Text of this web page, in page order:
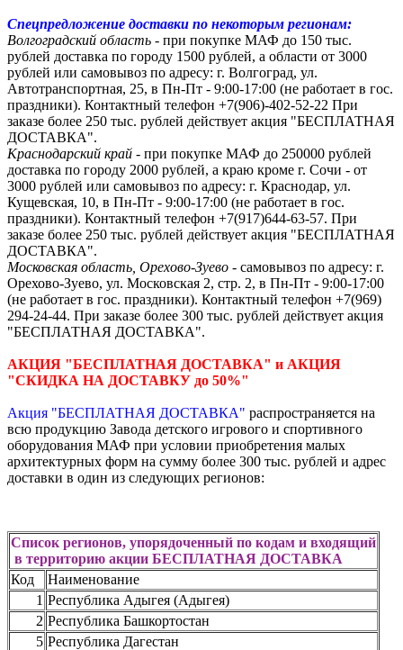
Спецпредложение доставки по некоторым регионам:
Волгоградский область - при покупке МАФ до 150 тыс.
рублей доставка по городу 1500 рублей, а области от 3000
рублей или самовывоз по адресу: г. Волгоград, ул.
Автотранспортная, 25, в Пн-Пт - 9:00-17:00 (не работает в гос.
праздники). Контактный телефон +7(906)-402-52-22 При
заказе более 250 тыс. рублей действует акция "БЕСПЛАТНАЯ
ДОСТАВКА".
Краснодарский край - при покупке МАФ до 250000 рублей
доставка по городу 2000 рублей, а краю кроме г. Сочи - от
3000 рублей или самовывоз по адресу: г. Краснодар, ул.
Кущевская, 10, в Пн-Пт - 9:00-17:00 (не работает в гос.
праздники). Контактный телефон +7(917)644-63-57. При
заказе более 250 тыс. рублей действует акция "БЕСПЛАТНАЯ
ДОСТАВКА".
Московская область, Орехово-Зуево - самовывоз по адресу: г.
Орехово-Зуево, ул. Московская 2, стр. 2, в Пн-Пт - 9:00-17:00
(не работает в гос. праздники). Контактный телефон +7(969)
294-24-44. При заказе более 300 тыс. рублей действует акция
"БЕСПЛАТНАЯ ДОСТАВКА".
АКЦИЯ "БЕСПЛАТНАЯ ДОСТАВКА" и АКЦИЯ
"СКИДКА НА ДОСТАВКУ до 50%"
Акция "БЕСПЛАТНАЯ ДОСТАВКА" распространяется на
всю продукцию Завода детского игрового и спортивного
оборудования МАФ при условии приобретения малых
архитектурных форм на сумму более 300 тыс. рублей и адрес
доставки в один из следующих регионов:
Список регионов, упорядоченный по кодам и входящий
в территорию акции БЕСПЛАТНАЯ ДОСТАВКА
Код
Наименование
1 Республика Адыгея (Адыгея)
2 Республика Башкортостан
5 Республика Дагестан